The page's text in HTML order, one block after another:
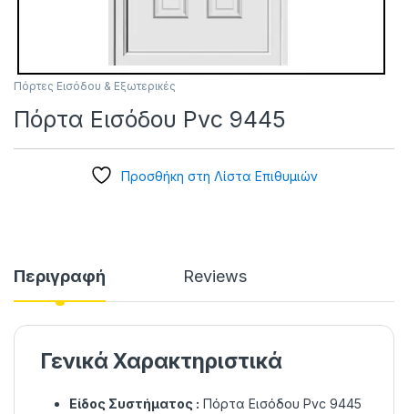
Πόρτες Εισόδου & Εξωτερικές
Πόρτα Εισόδου Pvc 9445
Προσθήκη στη Λίστα Επιθυμιών
Περιγραφή Reviews
Γενικά Χαρακτηριστικά
Είδος Συστήματος : Πόρτα Εισόδου Pvc 9445